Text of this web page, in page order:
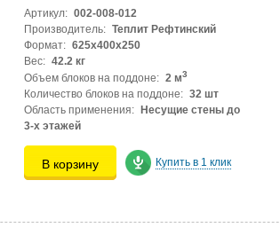
Артикул: 002-008-012
Производитель: Теплит Рефтинский
Формат: 625x400x250
Вес: 42.2 кг
Объем блоков на поддоне: 2 м3
Количество блоков на поддоне: 32 шт
Область применения:
Несущие стены до
3-х этажей
В корзину Купить в 1 клик